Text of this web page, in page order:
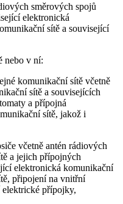
směrových spojů
elektronická
sítě a související
nebo v ní:
komunikační sítě včetně
sítě a souvisejících
a přípojná
sítě, jakož i
včetně antén rádiových
a jejich přípojných
elektronická komunikační
připojení na vnitřní
přípojky,